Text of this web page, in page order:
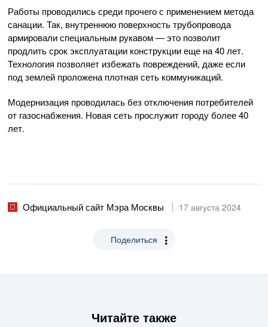
Работы проводились среди прочего с применением метода
санации. Так, внутреннюю поверхность трубопровода
армировали специальным рукавом — это позволит
продлить срок эксплуатации конструкции еще на 40 лет.
Технология позволяет избежать повреждений, даже если
под землей проложена плотная сеть коммуникаций.
Модернизация проводилась без отключения потребителей
от газоснабжения. Новая сеть прослужит городу более 40
лет.
Официальный сайт Мэра Москвы 17 августа 2024
Поделиться
Читайте также